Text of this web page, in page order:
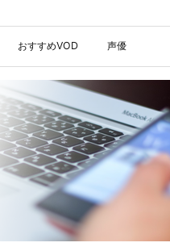
おすすめVOD 声優